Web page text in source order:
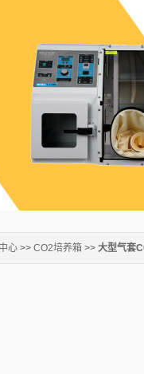
心 >> CO2培养箱 >> 大型气套